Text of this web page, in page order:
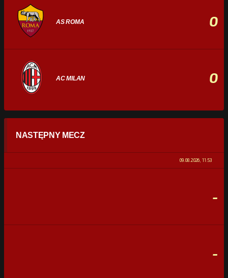
AS ROMA 0
AC MILAN 0
STATYSTYKI
0% 100%
NASTĘPNY MECZ
09.08.2026, 11:53
-
-